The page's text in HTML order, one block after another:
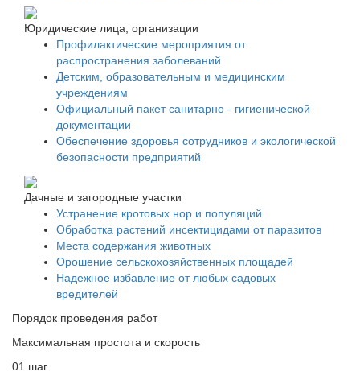
Юридические лица, организации
Профилактические мероприятия от
распространения заболеваний
Детским, образовательным и медицинским
учреждениям
Официальный пакет санитарно - гигиенической
документации
Обеспечение здоровья сотрудников и экологической
безопасности предприятий
Дачные и загородные участки
Устранение кротовых нор и популяций
Обработка растений инсектицидами от паразитов
Места содержания животных
Орошение сельскохозяйственных площадей
Надежное избавление от любых садовых
вредителей
Порядок проведения работ
Максимальная простота и скорость
01 шаг